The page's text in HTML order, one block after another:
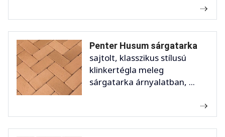
Penter Husum sárgatarka
sajtolt, klasszikus stílusú
klinkertégla meleg
sárgatarka árnyalatban, ...